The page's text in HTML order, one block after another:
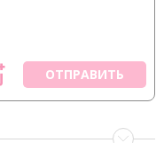
ОТПРАВИТЬ